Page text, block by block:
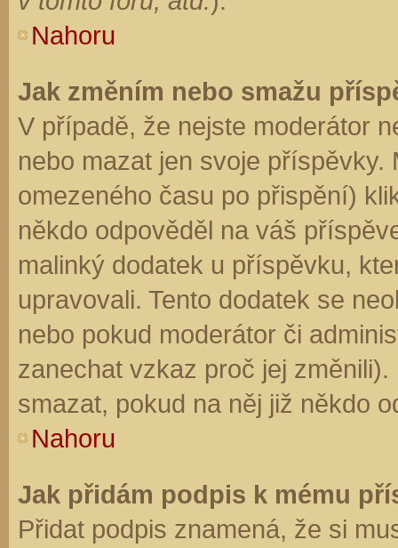
Nahoru
Jak změním nebo smažu
V případě, že nejste moderátor
nebo mazat jen svoje
omezeného času po přispění)
někdo odpověděl na váš
malinký dodatek u příspěvku,
upravovali. Tento dodatek se
nebo pokud moderátor či
zanechat vzkaz proč jej
smazat, pokud na něj již někdo
Nahoru
Jak přidám podpis k mému
Přidat podpis znamená, že si